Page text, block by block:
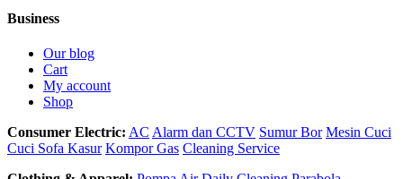
Business
Our blog
Cart
My account
Shop
Consumer Electric: AC Alarm dan CCTV Sumur Bor Mesin Cuci
Cuci Sofa Kasur Kompor Gas Cleaning Service